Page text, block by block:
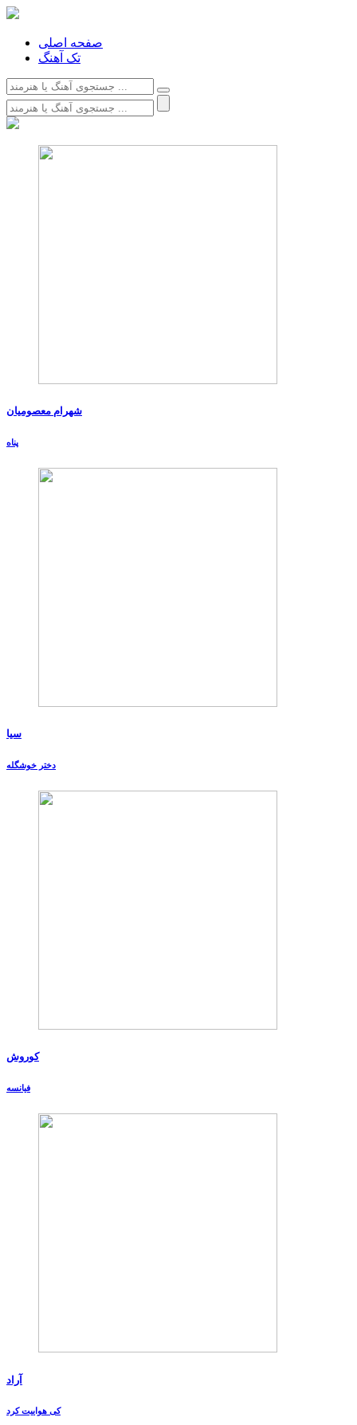
صفحه اصلی
تک آهنگ
شهرام معصومیان
پناه
سیا
دختر خوشگله
کوروش
فیانسه
آراد
کی هواییت کرد